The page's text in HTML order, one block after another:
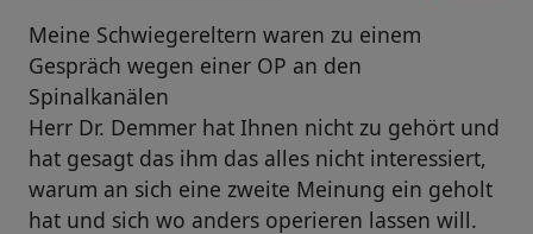
Meine Schwiegereltern waren zu einem
Gespräch wegen einer OP an den
Spinalkanälen
Herr Dr. Demmer hat Ihnen nicht zu gehört und
hat gesagt das ihm das alles nicht interessiert,
warum an sich eine zweite Meinung ein geholt
hat und sich wo anders operieren lassen will.